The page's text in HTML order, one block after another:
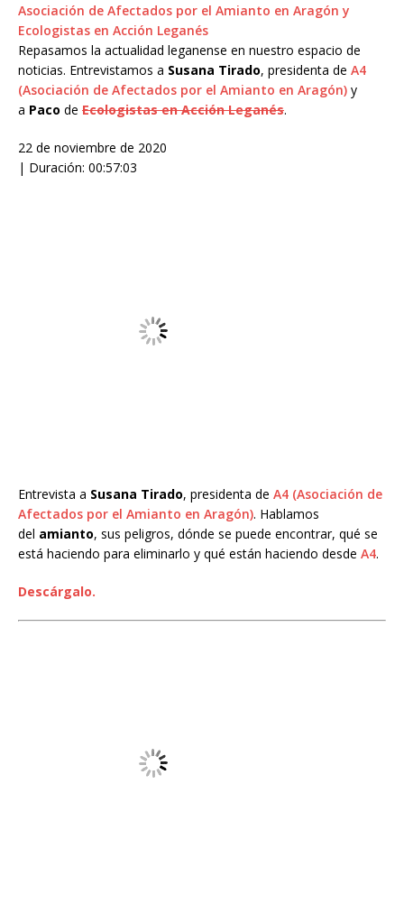
Asociación de Afectados por el Amianto en Aragón y
Ecologistas en Acción Leganés
Repasamos la actualidad leganense en nuestro espacio de
noticias. Entrevistamos a Susana Tirado, presidenta de A4
(Asociación de Afectados por el Amianto en Aragón) y
a Paco de Ecologistas en Acción Leganés.
22 de noviembre de 2020
| Duración: 00:57:03
Entrevista a Susana Tirado, presidenta de A4 (Asociación de
Afectados por el Amianto en Aragón). Hablamos
del amianto, sus peligros, dónde se puede encontrar, qué se
está haciendo para eliminarlo y qué están haciendo desde A4.
Descárgalo.